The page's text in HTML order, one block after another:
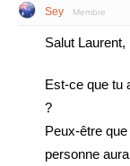
Sey Membre
Salut Laurent,
Est-ce que tu
?
Peux-être
personne